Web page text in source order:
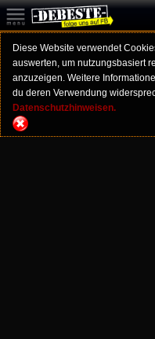
Diese Website verwendet
auswerten, um nutzungsbasiert
anzuzeigen. Weitere
du deren Verwendung
Datenschutzhinweisen.